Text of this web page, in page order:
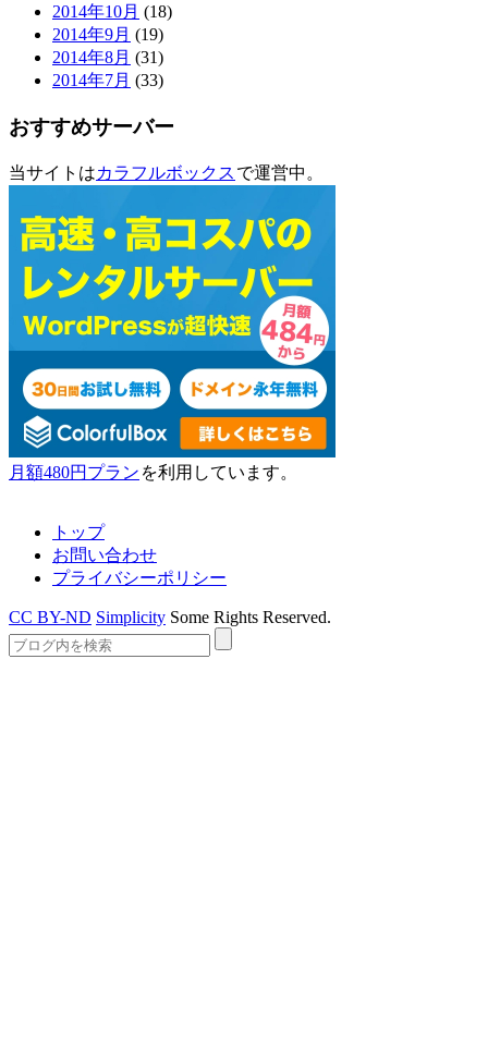
2014年10月 (18)
2014年9月 (19)
2014年8月 (31)
2014年7月 (33)
おすすめサーバー
当サイトはカラフルボックス で運営中。
月額480円プラン を利用しています。
トップ
お問い合わせ
プライバシーポリシー
CC BY-ND Simplicity Some Rights Reserved.